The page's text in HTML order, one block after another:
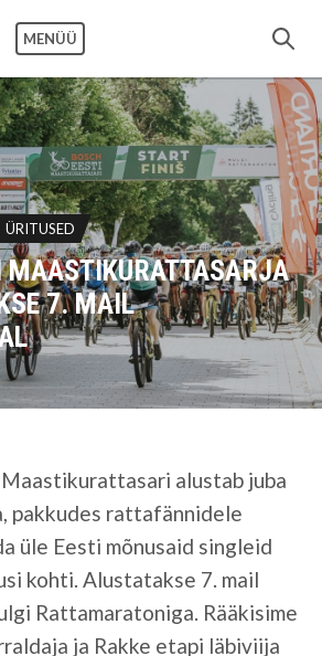
MENÜÜ
ÜRITUSED
MAASTIKURATTASARJA
7. MAIL
alustab juba
pakkudes rattafännidele
üle Eesti mõnusaid singleid
kohti. Alustatakse 7. mail
Rattamaratoniga. Rääkisime
ja Rakke etapi läbiviija